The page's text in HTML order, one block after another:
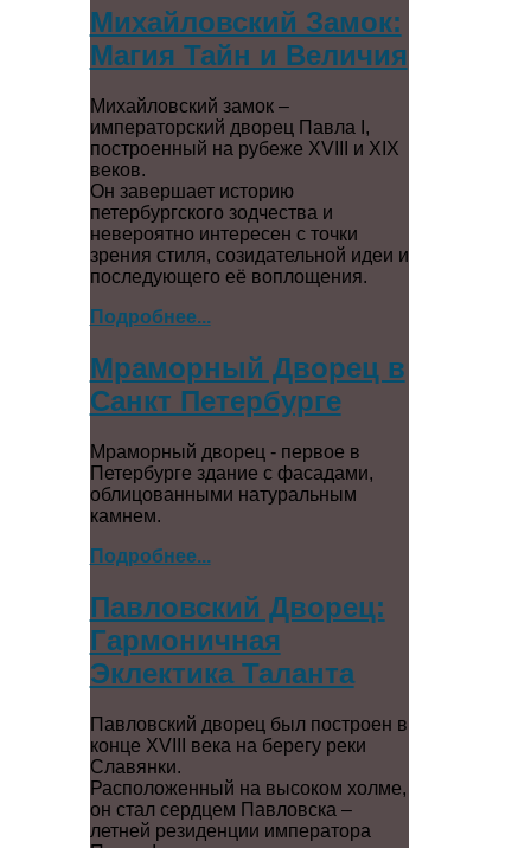
Михайловский Замок:
Магия Тайн и Величия
Михайловский замок –
императорский дворец Павла I,
построенный на рубеже XVIII и XIX
веков.
Он завершает историю
петербургского зодчества и
невероятно интересен с точки
зрения стиля, созидательной идеи и
последующего её воплощения.
Подробнее...
Мраморный Дворец в
Санкт Петербурге
Мраморный дворец - первое в
Петербурге здание с фасадами,
облицованными натуральным
камнем.
Подробнее...
Павловский Дворец:
Гармоничная
Эклектика Таланта
Павловский дворец был построен в
конце XVIII века на берегу реки
Славянки.
Расположенный на высоком холме,
он стал сердцем Павловска –
летней резиденции императора